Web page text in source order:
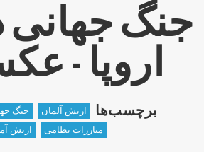
جنگ جهانی
اروپا -
برچسب‌ها ارتش آلمان جنگ
مبارزات نظامی
ارتش